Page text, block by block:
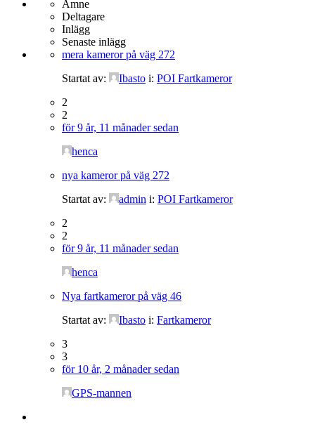
Ämne
Deltagare
Inlägg
Senaste inlägg
mera kameror på väg 272
Startat av:
Ibasto i: POI Fartkameror
2
2
för 9 år, 11 månader sedan
henca
nya kameror på väg 272
Startat av:
admin i: POI Fartkameror
2
2
för 9 år, 11 månader sedan
henca
Nya fartkameror på väg 46
Startat av:
Ibasto i: Fartkameror
3
3
för 10 år, 2 månader sedan
GPS-mannen